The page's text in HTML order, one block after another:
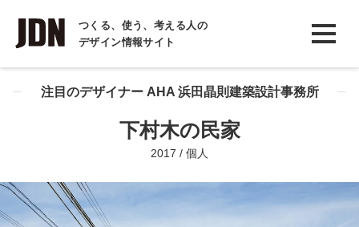
つくる、使う、考える人の
デザイン情報サイト
INTERVIEW
インタビュー
REPORT
注目のデザイナー AHA 浜田晶則建築設計事務所
下村木の民家
2017 / 個人